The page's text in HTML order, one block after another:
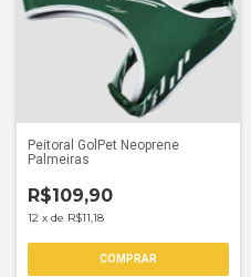
Peitoral GolPet Neoprene
Palmeiras
R$109,90
12 x de R$11,18
COMPRAR